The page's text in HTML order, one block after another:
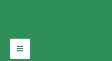
para